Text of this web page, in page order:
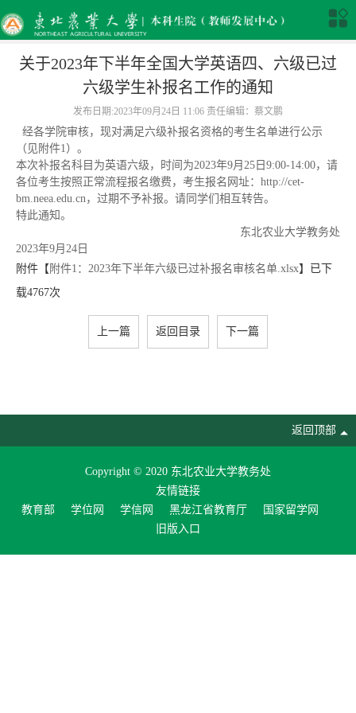
关于2023年下半年全国大学英语四、六级已过
六级学生补报名工作的通知
发布日期:2023年09月24日 11:06 责任编辑：蔡文鹏
经各学院审核，现对满足六级补报名资格的考生名单进行公示
（见附件1）。
本次补报名科目为英语六级，时间为2023年9月25日9:00-14:00，请
各位考生按照正常流程报名缴费，考生报名网址：http://cet-
bm.neea.edu.cn，过期不予补报。请同学们相互转告。
特此通知。
东北农业大学教务处
2023年9月24日
附件【 附件1：2023年下半年六级已过补报名审核名单.xlsx】已下
载4767次
上一篇 返回目录 下一篇
返回顶部
Copyright © 2020 东北农业大学教务处
友情链接
教育部
学位网 学信网 黑龙江省教育厅
国家留学网
旧版入口